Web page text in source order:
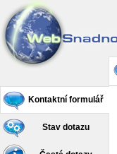
Kontaktní formulář
Stav dotazu